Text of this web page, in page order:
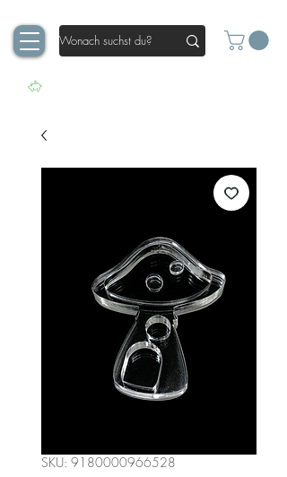
SKU: 9180000966528